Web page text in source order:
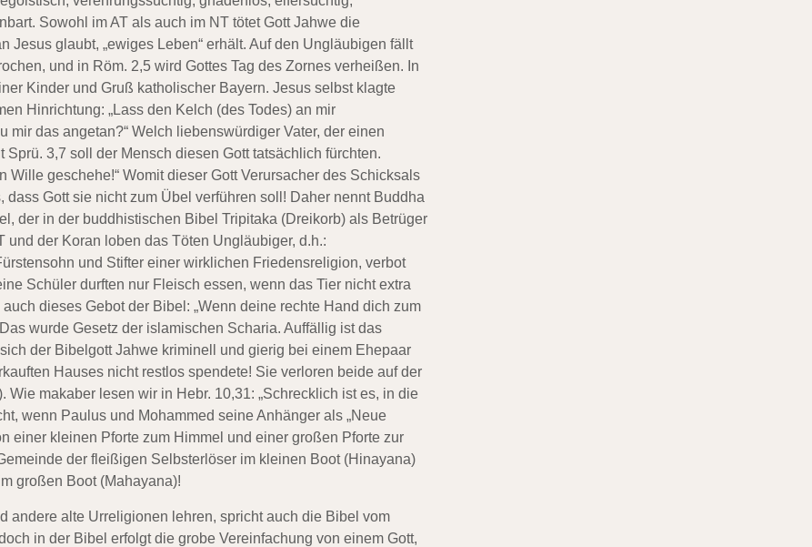
Sowohl im AT als auch im NT tötet Gott Jahwe die
Jesus glaubt, „ewiges Leben“ erhält. Auf den Ungläubigen fällt
und in Röm. 2,5 wird Gottes Tag des Zornes verheißen. In
Kinder und Gruß katholischer Bayern. Jesus selbst klagte
Hinrichtung: „Lass den Kelch (des Todes) an mir
mir das angetan?“ Welch liebenswürdiger Vater, der einen
3,7 soll der Mensch diesen Gott tatsächlich fürchten.
geschehe!“ Womit dieser Gott Verursacher des Schicksals
Gott sie nicht zum Übel verführen soll! Daher nennt Buddha
der in der buddhistischen Bibel Tripitaka (Dreikorb) als Betrüger
der Koran loben das Töten Ungläubiger, d.h.:
und Stifter einer wirklichen Friedensreligion, verbot
Schüler durften nur Fleisch essen, wenn das Tier nicht extra
dieses Gebot der Bibel: „Wenn deine rechte Hand dich zum
wurde Gesetz der islamischen Scharia. Auffällig ist das
der Bibelgott Jahwe kriminell und gierig bei einem Ehepaar
Hauses nicht restlos spendete! Sie verloren beide auf der
makaber lesen wir in Hebr. 10,31: „Schrecklich ist es, in die
wenn Paulus und Mohammed seine Anhänger als „Neue
einer kleinen Pforte zum Himmel und einer großen Pforte zur
der fleißigen Selbsterlöser im kleinen Boot (Hinayana)
großen Boot (Mahayana)!
andere alte Urreligionen lehren, spricht auch die Bibel vom
in der Bibel erfolgt die grobe Vereinfachung von einem Gott,